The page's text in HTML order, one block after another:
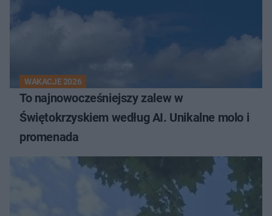
WAKACJE 2026
To najnowocześniejszy zalew w
Świętokrzyskiem według AI. Unikalne molo i
promenada